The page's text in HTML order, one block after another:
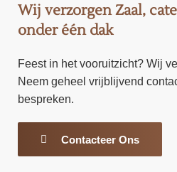
Wij verzorgen Zaal,
onder één dak
Feest in het vooruitzicht? Wij
Neem geheel vrijblijvend
bespreken.
Contacteer Ons